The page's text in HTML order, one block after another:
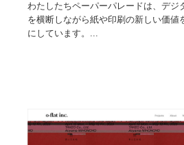
わたしたちペーパーパレードは、デジ
を横断しながら紙や印刷の新しい価値
にしています。...